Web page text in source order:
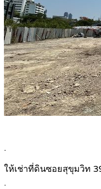
.
ให้เช่าที่ดินซอยสุขุมวิท
.